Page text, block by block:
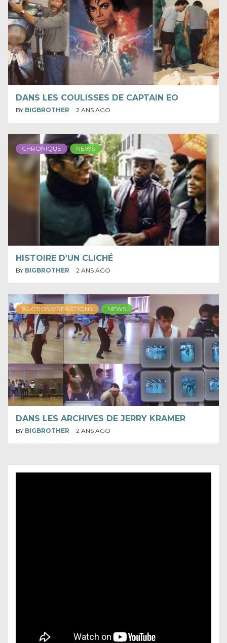
DANS LES COULISSES DE CAPTAIN EO
BY BIGBROTHER 2 ANS AGO
CHRONIQUE NEWS
HISTOIRE D’UN CLICHÉ
BY BIGBROTHER 2 ANS AGO
AUCTIONS/REACTIONS NEWS
DANS LES ARCHIVES DE JERRY KRAMER
BY BIGBROTHER 2 ANS AGO